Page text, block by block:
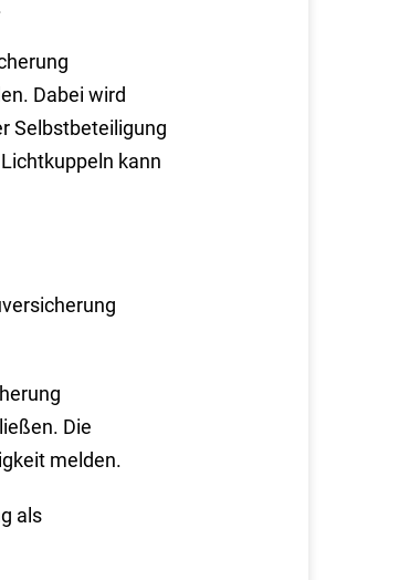
Dabei wird
Selbstbeteiligung
kann
Die
melden.
als